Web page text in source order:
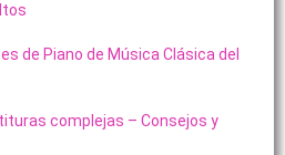
de Piano de Música Clásica del
complejas – Consejos y